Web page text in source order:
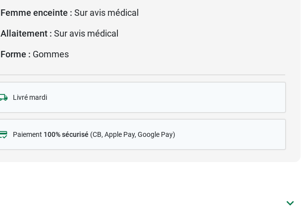
Femme enceinte : Sur avis médical
Allaitement : Sur avis médical
Forme : Gommes
Livré mardi
Paiement 100% sécurisé (CB, Apple Pay, Google Pay)